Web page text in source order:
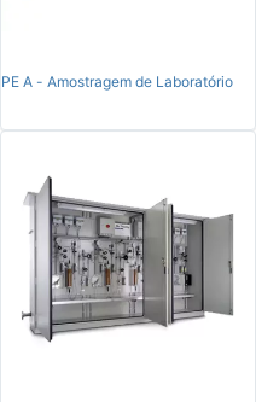
PE A - Amostragem de Laboratório